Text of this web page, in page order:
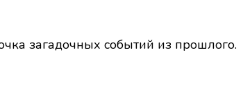
загадочных событий из прошлого.